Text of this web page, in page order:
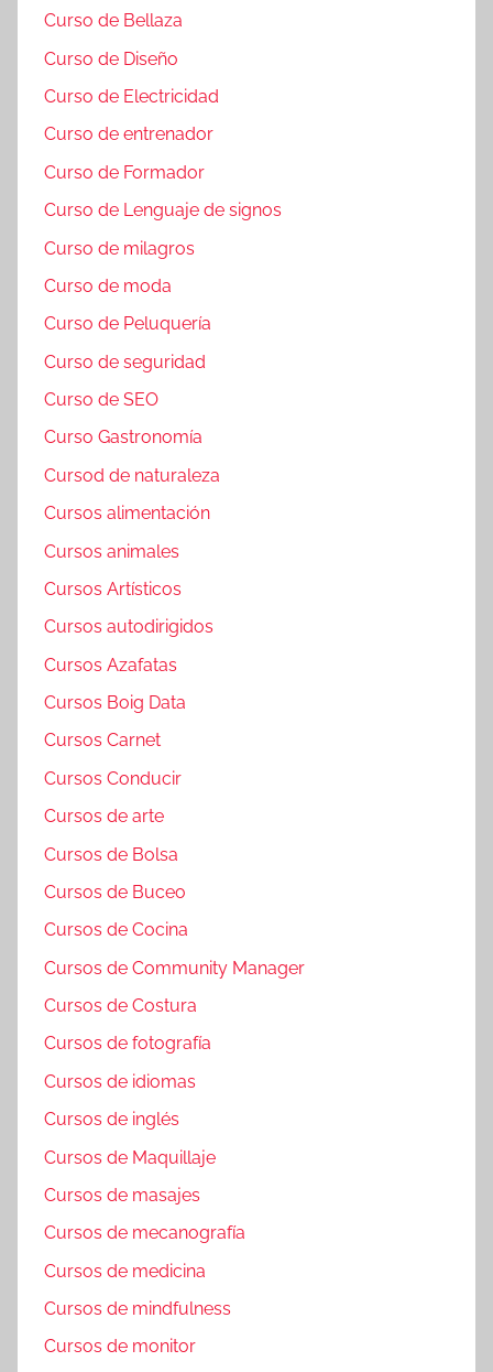
Curso de Bellaza
Curso de Diseño
Curso de Electricidad
Curso de entrenador
Curso de Formador
Curso de Lenguaje de signos
Curso de milagros
Curso de moda
Curso de Peluquería
Curso de seguridad
Curso de SEO
Curso Gastronomía
Cursod de naturaleza
Cursos alimentación
Cursos animales
Cursos Artísticos
Cursos autodirigidos
Cursos Azafatas
Cursos Boig Data
Cursos Carnet
Cursos Conducir
Cursos de arte
Cursos de Bolsa
Cursos de Buceo
Cursos de Cocina
Cursos de Community Manager
Cursos de Costura
Cursos de fotografía
Cursos de idiomas
Cursos de inglés
Cursos de Maquillaje
Cursos de masajes
Cursos de mecanografía
Cursos de medicina
Cursos de mindfulness
Cursos de monitor